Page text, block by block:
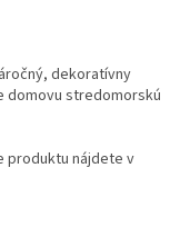
dekoratívny
domovu stredomorskú
produktu nájdete v